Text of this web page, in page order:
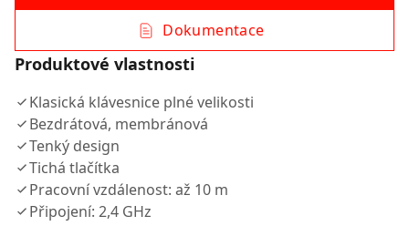
Dokumentace
Produktové vlastnosti
Klasická klávesnice plné velikosti
Bezdrátová, membránová
Tenký design
Tichá tlačítka
Pracovní vzdálenost: až 10 m
Připojení: 2,4 GHz